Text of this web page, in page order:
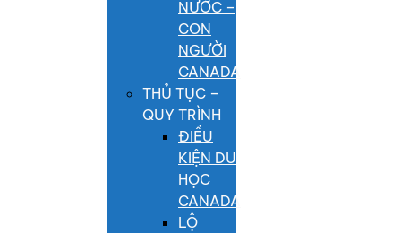
NƯỚC –
CON
NGƯỜI
CANADA
THỦ TỤC –
QUY TRÌNH
ĐIỀU
KIỆN DU
HỌC
CANADA
LỘ